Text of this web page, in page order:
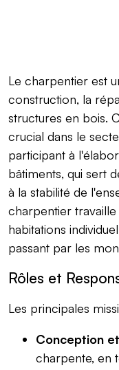
Le charpentier est
construction, la
structures en bois.
crucial dans le
participant à
bâtiments, qui sert
à la stabilité de
charpentier
habitations
passant par les
Rôles et
Les principales
Conception
charpente, en